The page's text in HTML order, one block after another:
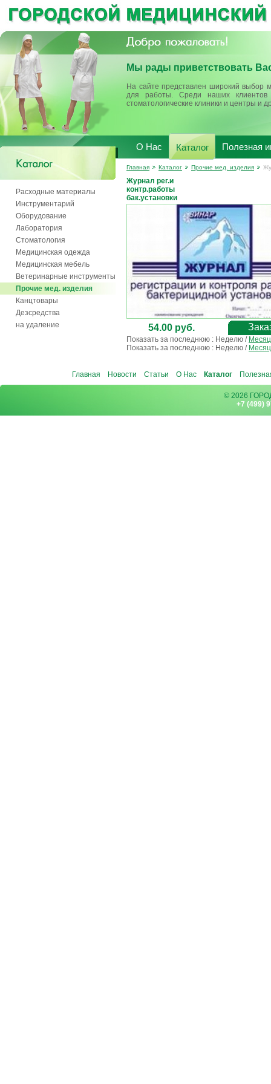
Мы рады приветствовать
На сайте представлен широкий выбор
для работы. Среди наших клиентов
стоматологические клиники и центры и
О Нас Каталог Полезная
Расходные материалы
Инструментарий
Оборудование
Лаборатория
Стоматология
Медицинская одежда
Медицинская мебель
Ветеринарные инструменты
Прочие мед. изделия
Канцтовары
Дезсредства
на удаление
Главная Каталог Прочие мед. изделия
Журнал рег.и
контр.работы
бак.установки
54.00 руб.
Показать за последнюю : Неделю / Месяц
Показать за последнюю : Неделю / Месяц
Главная Новости Статьи О Нас Каталог
© 2026
+7 (499)